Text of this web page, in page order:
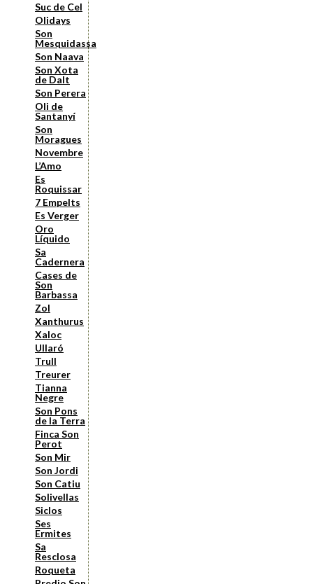
Suc de Cel
Olidays
Son
Mesquidassa
Son Naava
Son Xota
de Dalt
Son Perera
Oli de
Santanyí
Son
Moragues
Novembre
L’Amo
Es
Roquissar
7 Empelts
Es Verger
Oro
Líquido
Sa
Cadernera
Cases de
Son
Barbassa
Zol
Xanthurus
Xaloc
Ullaró
Trull
Treurer
Tianna
Negre
Son Pons
de la Terra
Finca Son
Perot
Son Mir
Son Jordi
Son Catiu
Solivellas
Siclos
Ses
Ermites
Sa
Resclosa
Roqueta